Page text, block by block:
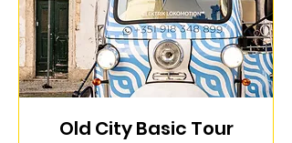
Old City Basic Tour